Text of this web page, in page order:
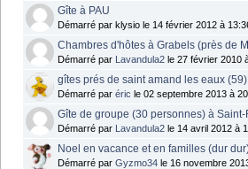
Gîte à PAU
Démarré par klysio le 14 février 2012 à
Chambres d'hôtes à Grabels (près de
Démarré par Lavandula2 le 27 février 2010
gîtes prés de saint amand les eaux (59)
Démarré par éric le 02 septembre 2013 à
Gîte de groupe (30 personnes) à
Démarré par Lavandula2 le 14 avril 2012 à
Noel en vacance et en familles (dur
Démarré par Gyzmo34 le 16 novembre